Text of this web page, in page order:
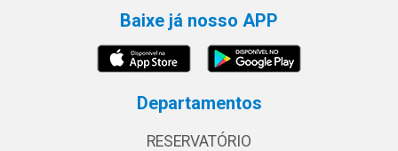
Baixe já nosso APP
Departamentos
RESERVATÓRIO